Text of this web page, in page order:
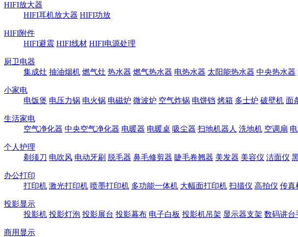
HIFI放大器
HIFI耳机放大器 HIFI功放
HIFI附件
HIFI避震 HIFI线材 HIFI电源处理
厨卫电器
集成灶 抽油烟机 燃气灶 热水器 燃气热水器 电热水器 太阳能热水器 中央热水器
小家电
电饭煲 电压力锅 电火锅 电磁炉 微波炉 空气炸锅 电饼铛 烤箱 多士炉 破壁机 面
生活家电
空气净化器 中央空气净化器 电暖器 电暖桌 吸尘器 扫地机器人 洗地机 空调扇
个人护理
剃须刀 电吹风 电动牙刷 脱毛器 鼻毛修剪器 睫毛卷翘器 美发器 美容仪 洁面仪
办公打印
打印机 激光打印机 喷墨打印机 多功能一体机 大幅面打印机 扫描仪 高拍仪 传真
投影显示
投影机 投影灯泡 投影展台 投影幕布 电子白板 投影机吊架 显示器支架 数码讲台
商用显示